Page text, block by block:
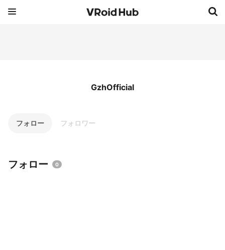
GzhOfficial
フォロー フォロワー
フォロー 0